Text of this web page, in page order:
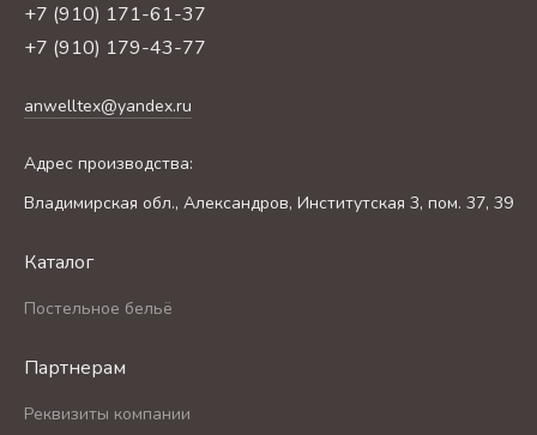
+7 (910) 171-61-37
+7 (910) 179-43-77
anwelltex@yandex.ru
Адрес производства:
Владимирская обл., Александров, Институтская 3, пом. 37, 39
Каталог
Постельное бельё
Партнерам
Реквизиты компании